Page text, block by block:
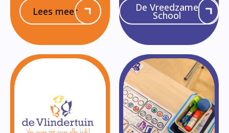
Lees meer De Vreedzame
School